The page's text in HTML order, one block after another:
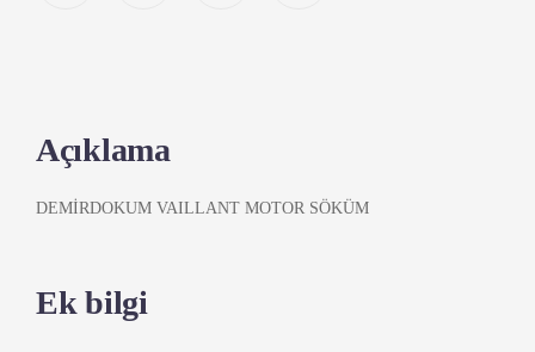
Açıklama
DEMİRDOKUM VAILLANT MOTOR SÖKÜM
Ek bilgi